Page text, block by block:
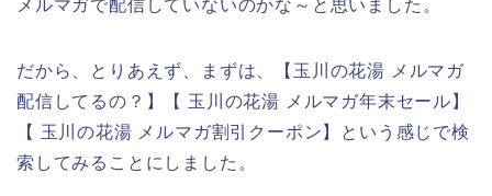
メルマガで配信していないのかな～と思いました。
だから、とりあえず、まずは、【玉川の花湯 メルマガ
配信してるの？】【 玉川の花湯 メルマガ年末セール】
【 玉川の花湯 メルマガ割引クーポン】という感じで検
索してみることにしました。